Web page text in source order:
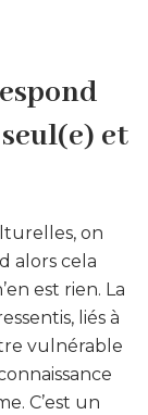
et
on
alors cela
est rien. La
liés à
vulnérable
C’est un